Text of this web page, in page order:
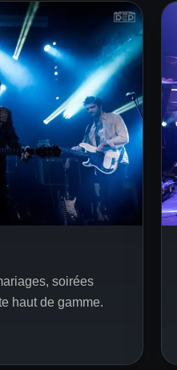
soirées
haut de gamme.